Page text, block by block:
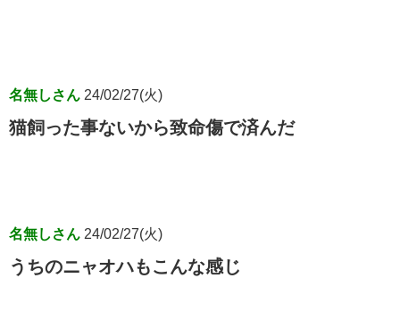
名無しさん 24/02/27(火)
猫飼った事ないから致命傷で済んだ
名無しさん 24/02/27(火)
うちのニャオハもこんな感じ